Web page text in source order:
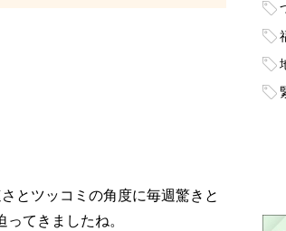
とツッコミの角度に毎週驚きと
てきましたね。